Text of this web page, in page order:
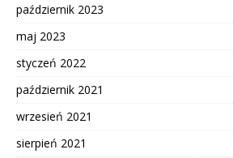
październik 2023
maj 2023
styczeń 2022
październik 2021
wrzesień 2021
sierpień 2021